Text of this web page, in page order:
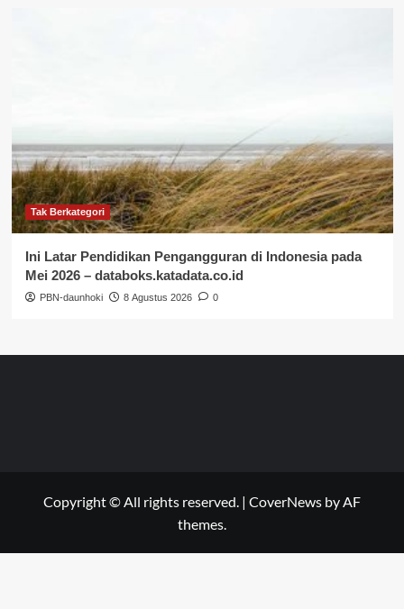
Tak Berkategori
Ini Latar Pendidikan Pengangguran di Indonesia pada
Mei 2026 – databoks.katadata.co.id
PBN-daunhoki 8 Agustus 2026 0
Copyright © All rights reserved. | CoverNews by AF
themes.